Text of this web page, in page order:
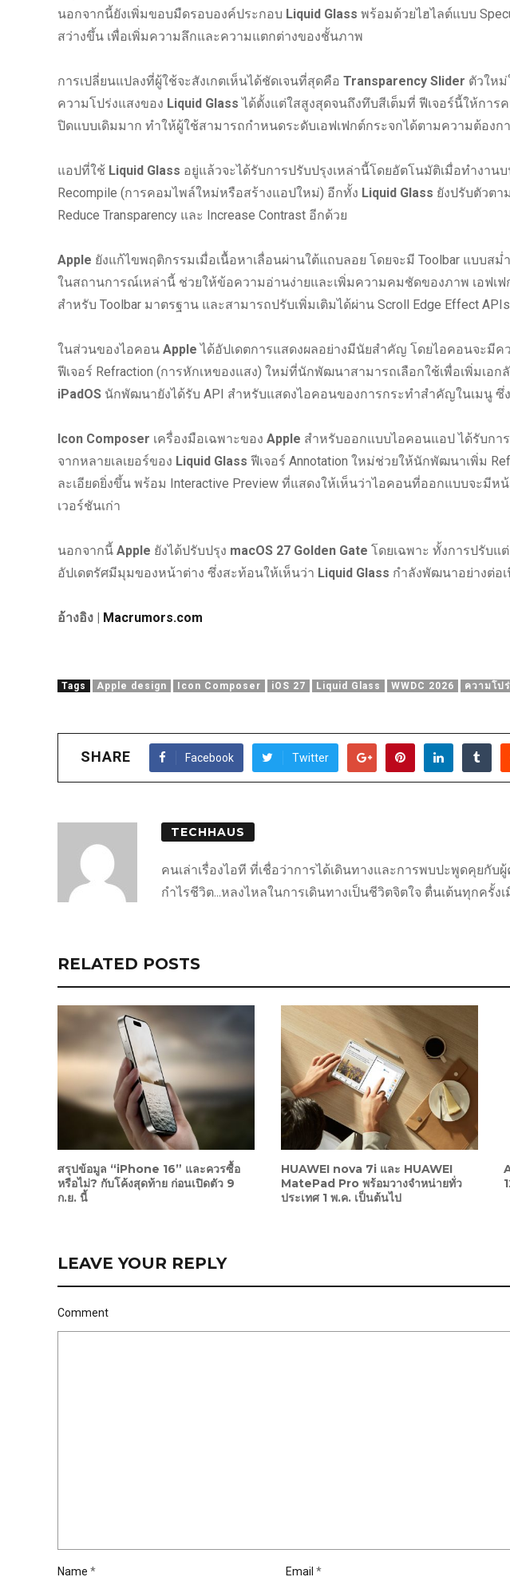
นอกจากนี้ยังเพิ่มขอบมืดรอบองค์ประกอบ Liquid Glass พร้อมด้วยไฮไลต์แบบ
สว่างขึ้น เพื่อเพิ่มความลึกและความแตกต่างของชั้นภาพ
การเปลี่ยนแปลงที่ผู้ใช้จะสังเกตเห็นได้ชัดเจนที่สุดคือ Transparency Slider ตัวให
ความโปร่งแสงของ Liquid Glass ได้ตั้งแต่ใสสูงสุดจนถึงทึบสีเต็มที่ ฟีเจอร์นี้ให้การ
ปิดแบบเดิมมาก ทำให้ผู้ใช้สามารถกำหนดระดับเอฟเฟกต์กระจกได้ตามความต้องก
แอปที่ใช้ Liquid Glass อยู่แล้วจะได้รับการปรับปรุงเหล่านี้โดยอัตโนมัติเมื่อทำงาน
Recompile (การคอมไพล์ใหม่หรือสร้างแอปใหม่) อีกทั้ง Liquid Glass ยังปรับตัวตา
Reduce Transparency และ Increase Contrast อีกด้วย
Apple ยังแก้ไขพฤติกรรมเมื่อเนื้อหาเลื่อนผ่านใต้แถบลอย โดยจะมี Toolbar แบบส
ในสถานการณ์เหล่านี้ ช่วยให้ข้อความอ่านง่ายและเพิ่มความคมชัดของภาพ เอฟเ
สำหรับ Toolbar มาตรฐาน และสามารถปรับเพิ่มเติมได้ผ่าน Scroll Edge Effect APIs
ในส่วนของไอคอน Apple ได้อัปเดตการแสดงผลอย่างมีนัยสำคัญ โดยไอคอนจะมี
ฟีเจอร์ Refraction (การหักเหของแสง) ใหม่ที่นักพัฒนาสามารถเลือกใช้เพื่อเพิ่มเอ
iPadOS นักพัฒนายังได้รับ API สำหรับแสดงไอคอนของการกระทำสำคัญในเมนู ซึ่
Icon Composer เครื่องมือเฉพาะของ Apple สำหรับออกแบบไอคอนแอป ได้รับกา
จากหลายเลเยอร์ของ Liquid Glass ฟีเจอร์ Annotation ใหม่ช่วยให้นักพัฒนาเพิ่ม
ละเอียดยิ่งขึ้น พร้อม Interactive Preview ที่แสดงให้เห็นว่าไอคอนที่ออกแบบจะมีห
เวอร์ชันเก่า
นอกจากนี้ Apple ยังได้ปรับปรุง macOS 27 Golden Gate โดยเฉพาะ ทั้งการปรับแ
อัปเดตรัศมีมุมของหน้าต่าง ซึ่งสะท้อนให้เห็นว่า Liquid Glass กำลังพัฒนาอย่างต่อ
อ้างอิง | Macrumors.com
Tags Apple design Icon Composer iOS 27 Liquid Glass WWDC 2026 ความโป
SHARE Facebook Twitter
TECHHAUS
คนเล่าเรื่องไอที ที่เชื่อว่าการได้เดินทางและการพบปะพูดคุยกับ
กำไรชีวิต...หลงไหลในการเดินทางเป็นชีวิตจิตใจ ตื่นเต้นทุกครั้ง
RELATED POSTS
สรุปข้อมูล “iPhone 16” และควรซื้อ
หรือไม่? กับโค้งสุดท้าย ก่อนเปิดตัว 9
ก.ย. นี้
HUAWEI nova 7i และ HUAWEI
MatePad Pro พร้อมวางจำหน่ายทั่ว
ประเทศ 1 พ.ค. เป็นต้นไป
LEAVE YOUR REPLY
Comment
Name * Email *